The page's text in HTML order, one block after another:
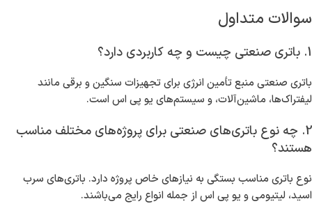
سوالات متداول
1. باتری صنعتی چیست و چه کاربردی دارد؟
باتری صنعتی منبع تأمین انرژی برای تجهیزات سنگین و برقی مانند
لیفتراک‌ها، ماشین‌آلات، و سیستم‌های یو پی اس است.
2. چه نوع باتری‌های صنعتی برای پروژه‌های مختلف مناسب
هستند؟
نوع باتری مناسب بستگی به نیازهای خاص پروژه دارد. باتری‌های سرب
اسید، لیتیومی و یو پی اس از جمله انواع رایج می‌باشند.